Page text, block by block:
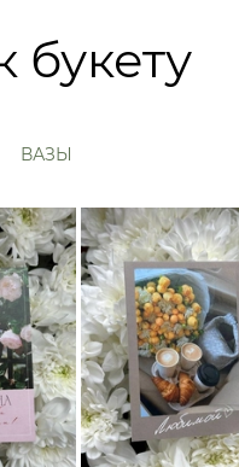
букету
ВАЗЫ